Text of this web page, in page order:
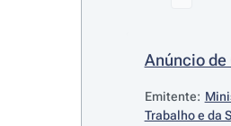
Anúncio de
Emitente:
Trabalho e da